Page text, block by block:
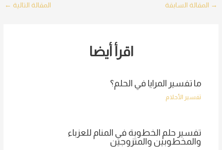
Post
→ المقالة السابقة المقالة التالية ←
اقرأ أيضا
ما تفسير المرايا في الحلم؟
تفسير الأحلام
تفسير حلم الخطوبة في المنام للعزباء
والمخطوبين والمتزوجين